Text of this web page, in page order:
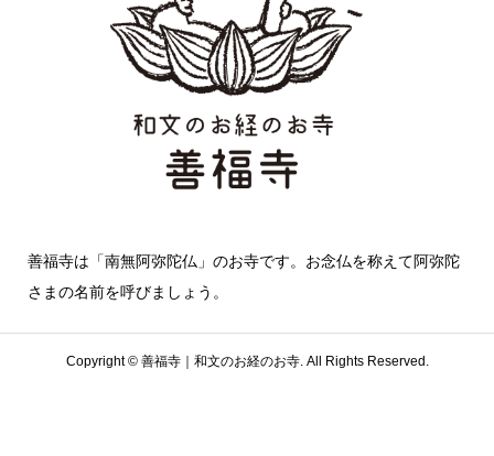
善福寺は「南無阿弥陀仏」のお寺です。お念仏を称えて阿弥陀
さまの名前を呼びましょう。
Copyright ©善福寺｜和文のお経のお寺. All Rights Reserved.